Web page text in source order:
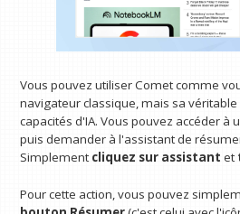
Vous pouvez utiliser Comet comme
navigateur classique, mais sa
capacités d'IA. Vous pouvez accéder à
puis demander à l'assistant de
Simplement cliquez sur assistant et
Pour cette action, vous pouvez